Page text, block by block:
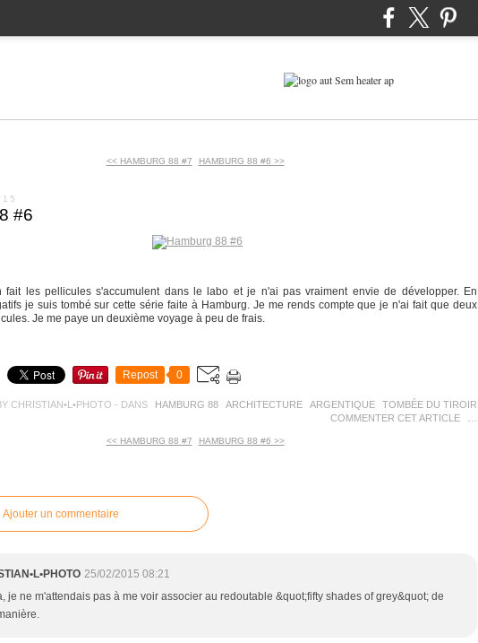
<< HAMBURG 88 #7 HAMBURG 88 #6 >>
#6
fait les pellicules s'accumulent dans le labo et je n'ai pas vraiment envie de développer. En
je suis tombé sur cette série faite à Hamburg. Je me rends compte que je n'ai fait que deux
Je me paye un deuxième voyage à peu de frais.
Repost 0
CHRISTIAN•L•PHOTO - DANS HAMBURG 88 ARCHITECTURE ARGENTIQUE
TOMBÉE DU TIROIR
COMMENTER CET ARTICLE
<< HAMBURG 88 #7 HAMBURG 88 #6 >>
Ajouter un commentaire
25/02/2015 08:21
je ne m'attendais pas à me voir associer au redoutable &quot;fifty shades of grey&quot; de